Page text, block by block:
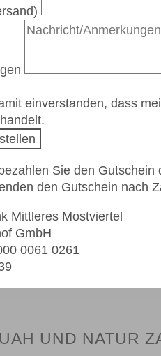
UND NATUR
einverstanden, dass
Sie den
den Gutschein nach
Mittleres Mostviertel
GmbH
0061 0261